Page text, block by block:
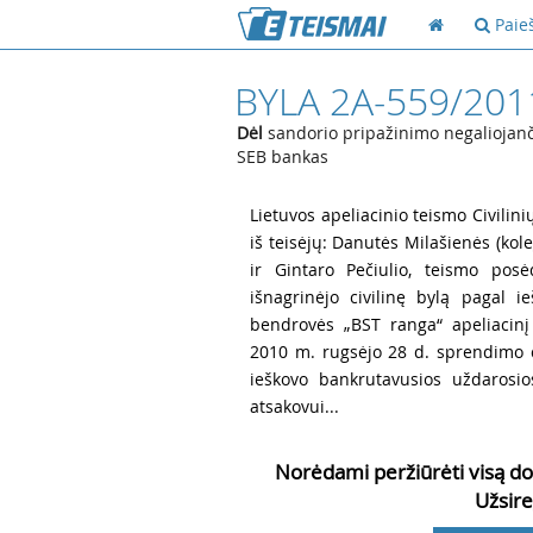
BYLA 2A-559/
Dėl sandorio pripažinimo
SEB bankas
Lietuvos apeliacinio teismo
iš teisėjų: Danutės Milašienės
ir Gintaro Pečiulio, teismo
išnagrinėjo civilinę bylą pagal
bendrovės „BST ranga“
2010 m. rugsėjo 28 d. sprendimo
ieškovo bankrutavusios
atsakovui...
Norėdami peržiūrėti visą